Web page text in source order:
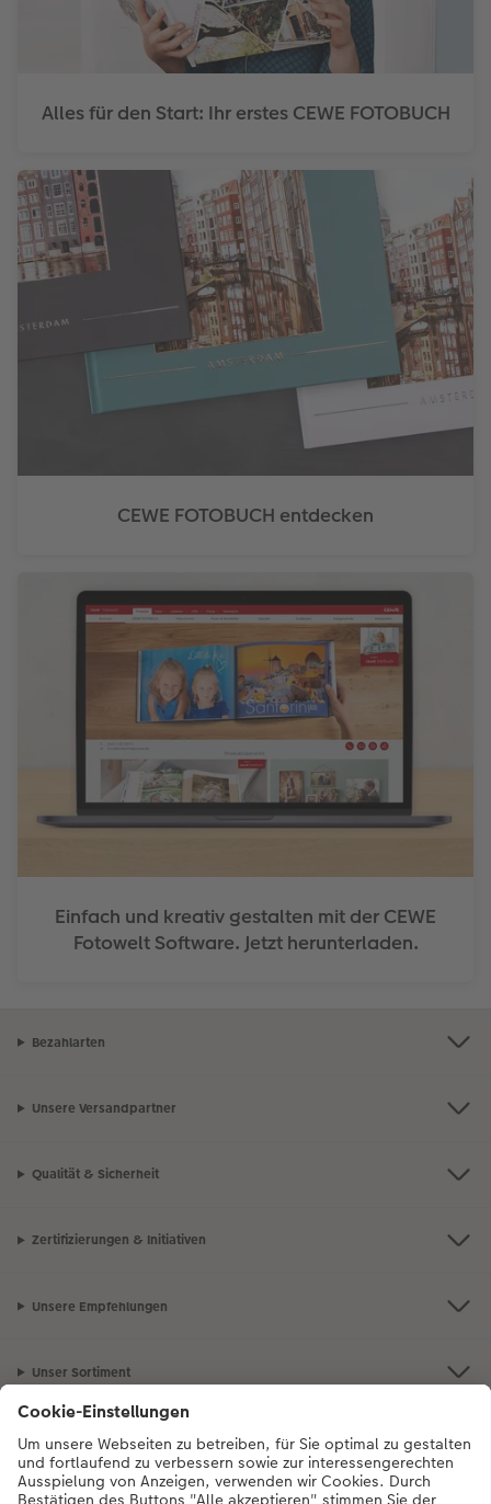
Alles für den Start: Ihr erstes CEWE FOTOBUCH
CEWE FOTOBUCH entdecken
Einfach und kreativ gestalten mit der CEWE
Fotowelt Software. Jetzt herunterladen.
Bezahlarten
Unsere Versandpartner
Qualität & Sicherheit
Zertifizierungen & Initiativen
Unsere Empfehlungen
Unser Sortiment
Service